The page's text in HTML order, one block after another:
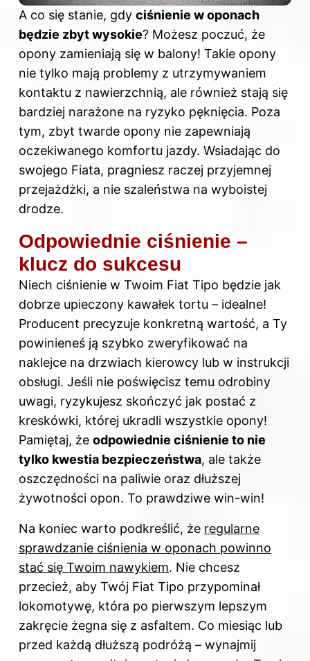
A co się stanie, gdy ciśnienie woponach
będzie zbyt wysokie? Możesz poczuć, że
opony zamieniają się w balony! Takie opony
nie tylko mają problemy z utrzymywaniem
kontaktu z nawierzchnią, ale również stają się
bardziej narażone na ryzyko pęknięcia. Poza
tym, zbyt twarde opony nie zapewniają
oczekiwanego komfortu jazdy. Wsiadając do
swojego Fiata, pragniesz raczej przyjemnej
przejażdżki, a nie szaleństwa na wyboistej
drodze.
Odpowiednie ciśnienie –
klucz do sukcesu
Niech ciśnienie w Twoim Fiat Tipo będzie jak
dobrze upieczony kawałek tortu – idealne!
Producent precyzuje konkretną wartość, a Ty
powinieneś ją szybko zweryfikować na
naklejce na drzwiach kierowcy lub w instrukcji
obsługi. Jeśli nie poświęcisz temu odrobiny
uwagi, ryzykujesz skończyć jak postać z
kreskówki, której ukradli wszystkie opony!
Pamiętaj, że odpowiednie ciśnienie to nie
tylko kwestia bezpieczeństwa, ale także
oszczędności na paliwie oraz dłuższej
żywotności opon. To prawdziwe win-win!
Na koniec warto podkreślić, że regularne
sprawdzanie ciśnienia w oponach powinno
stać się Twoim nawykiem. Nie chcesz
przecież, aby Twój Fiat Tipo przypominał
lokomotywę, która po pierwszym lepszym
zakręcie żegna się z asfaltem. Co miesiąc lub
przed każdą dłuższą podróżą – wynajmij